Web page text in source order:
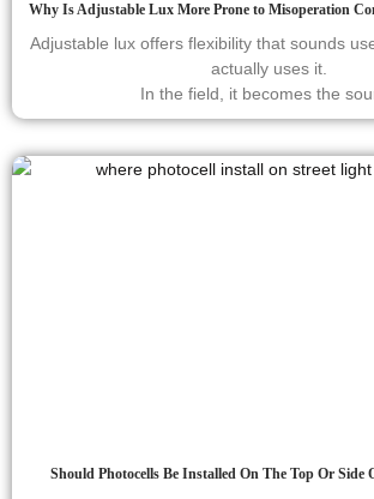
Why Is Adjustable Lux More Prone to Misoperation
Adjustable lux offers flexibility that sounds
actually uses it.
In the field, it becomes the
Should Photocells Be Installed On The Top Or Side